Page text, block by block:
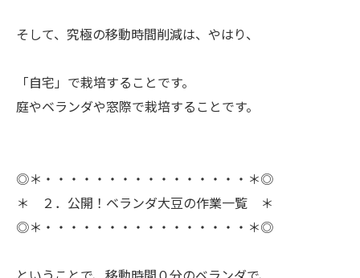
ㅤそして、究極の移動時間削減は、やはり、
「自宅」で栽培することです。
ㅤ庭やベランダや窓際で栽培することです。
◎＊・・・・・・・・・・・・・・・・＊◎
＊ ２．公開！ベランダ大豆の作業一覧 ＊
◎＊・・・・・・・・・・・・・・・・＊◎